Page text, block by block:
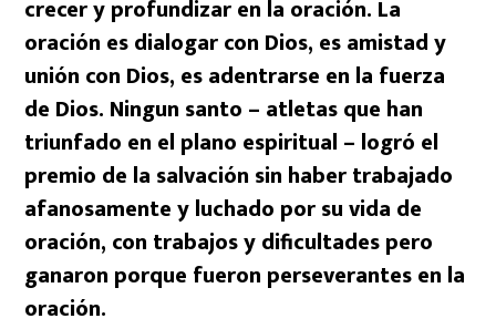
crecer y profundizar en la oración. La
oración es dialogar con Dios, es amistad y
unión con Dios, es adentrarse en la fuerza
de Dios. Ningun santo – atletas que han
triunfado en el plano espiritual – logró el
premio de la salvación sin haber trabajado
afanosamente y luchado por su vida de
oración, con trabajos y dificultades pero
ganaron porque fueron perseverantes en la
oración.